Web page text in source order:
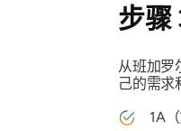
步骤
从班加罗
己的需求
1A